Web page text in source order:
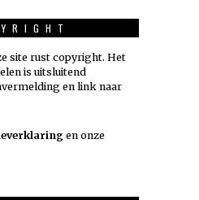
site rust copyright. Het
is uitsluitend
en link naar
en onze